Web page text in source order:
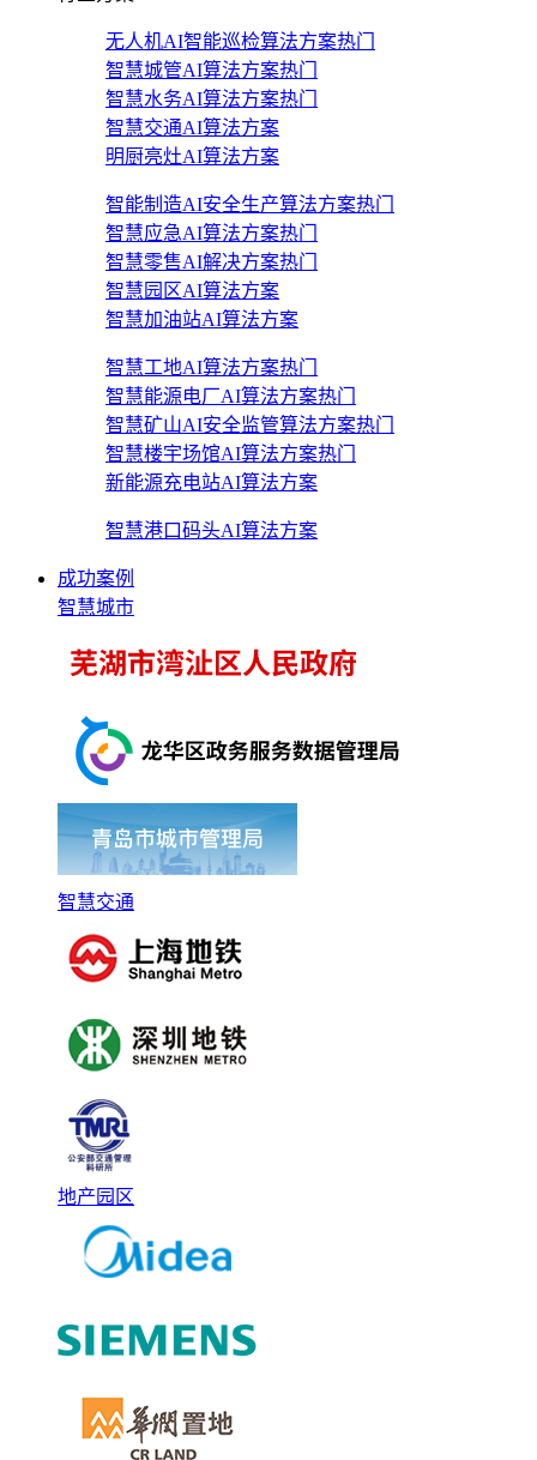
无人机AI智能巡检算法方案热门
智慧城管AI算法方案热门
智慧水务AI算法方案热门
智慧交通AI算法方案
明厨亮灶AI算法方案
智能制造AI安全生产算法方案热门
智慧应急AI算法方案热门
智慧零售AI解决方案热门
智慧园区AI算法方案
智慧加油站AI算法方案
智慧工地AI算法方案热门
智慧能源电厂AI算法方案热门
智慧矿山AI安全监管算法方案热门
智慧楼宇场馆AI算法方案热门
新能源充电站AI算法方案
智慧港口码头AI算法方案
成功案例
智慧城市
智慧交通
地产园区